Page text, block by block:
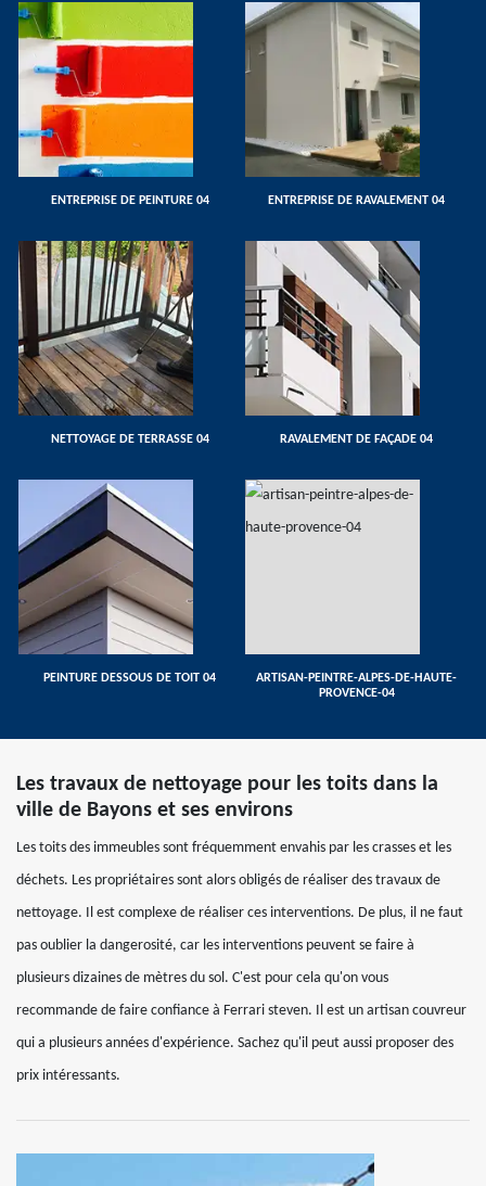
ENTREPRISE DE PEINTURE 04 ENTREPRISE DE RAVALEMENT 04
NETTOYAGE DE TERRASSE 04 RAVALEMENT DE FAÇADE 04
PEINTURE DESSOUS DE TOIT 04
ARTISAN-PEINTRE-ALPES-DE-HAUTE-
PROVENCE-04
Les travaux de nettoyage pour les toits dans la
ville de Bayons et ses environs
Les toits des immeubles sont fréquemment envahis par les crasses et les
déchets. Les propriétaires sont alors obligés de réaliser des travaux de
nettoyage. Il est complexe de réaliser ces interventions. De plus, il ne faut
pas oublier la dangerosité, car les interventions peuvent se faire à
plusieurs dizaines de mètres du sol. C'est pour cela qu'on vous
recommande de faire confiance à Ferrari steven. Il est un artisan couvreur
qui a plusieurs années d'expérience. Sachez qu'il peut aussi proposer des
prix intéressants.